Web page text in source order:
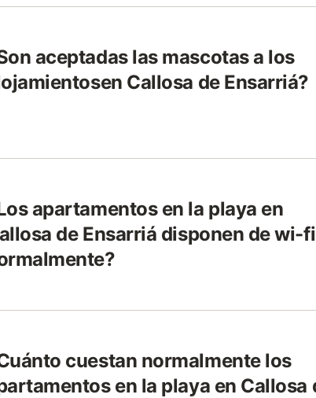
aceptadas las mascotas a los
Callosa de Ensarriá?
apartamentos en la playa en
de Ensarriá disponen de wi-fi
cuestan normalmente los
en la playa en Callosa